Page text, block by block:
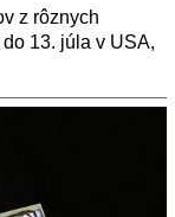
z rôznych
13. júla v USA,